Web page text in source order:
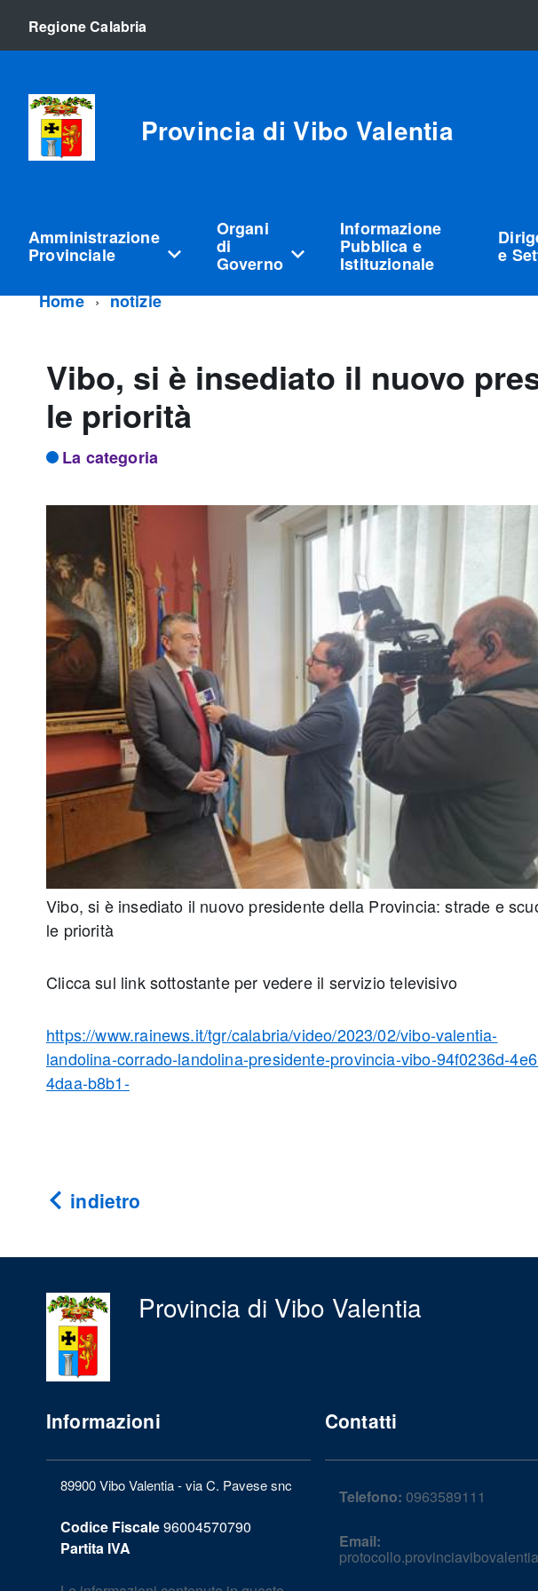
Regione Calabria
Provincia di Vibo Valentia
Amministrazione
Provinciale
Organi
di
Governo
Informazione
Pubblica e
Istituzionale e
Home
notizie
Vibo, si è insediato il nuovo
le priorità
La categoria
Vibo, si è insediato il nuovo presidente della Provincia: strade e
le priorità
Clicca sul link sottostante per vedere il servizio televisivo
https://www.rainews.it/tgr/calabria/video/2023/02/vibo-valentia-
landolina-corrado-landolina-presidente-provincia-vibo-94f0236d-
4daa-b8b1-
indietro
Provincia di Vibo Valentia
Informazioni
89900 Vibo Valentia - via C. Pavese snc
Codice Fiscale96004570790
Partita IVA
Contatti
Telefono: 0963589111
Email: